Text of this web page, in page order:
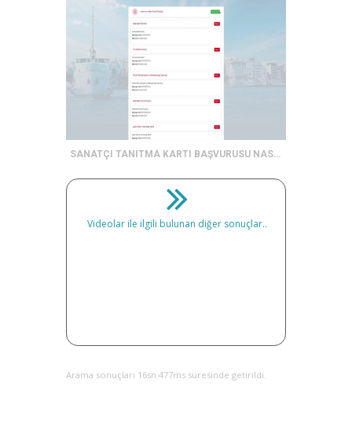
SANATÇI TANITMA KARTI BAŞVURUSU NASIL YAPILIR ?
Videolar ile ilgili bulunan diğer sonuçlar..
Arama sonuçları 16sn 477ms süresinde getirildi.